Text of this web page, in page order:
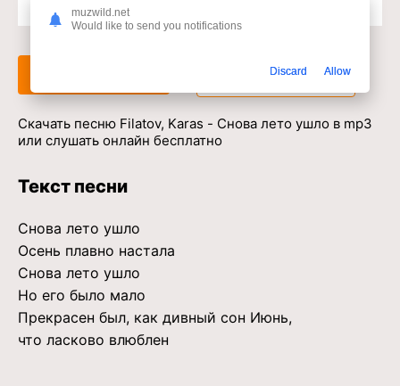
Доступ к музыкальному сервису
Скачать
Скачать песню Filatov, Karas - Снова лето ушло в mp3
или слушать онлайн бесплатно
Текст песни
Снова лето ушло
Осень плавно настала
Снова лето ушло
Но его было мало
Прекрасен был, как дивный сон Июнь,
что ласково влюблен
muzwild.net
Would like to send you notifications
Discard Allow